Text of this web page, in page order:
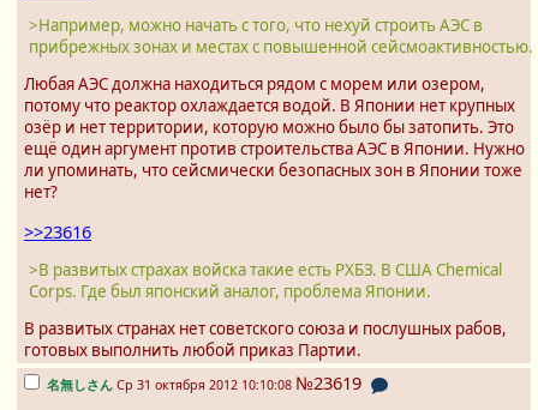
>Например, можно начать с того, что нехуй строить АЭС в
прибрежных зонах и местах с повышенной сейсмоактивностью.
Любая АЭС должна находиться рядом с морем или озером,
потому что реактор охлаждается водой. В Японии нет крупных
озёр и нет территории, которую можно было бы затопить. Это
ещё один аргумент против строительства АЭС в Японии. Нужно
ли упоминать, что сейсмически безопасных зон в Японии тоже
нет?
>>23616
>В развитых страхах войска такие есть РХБЗ. В США Chemical
Corps. Где был японский аналог, проблема Японии.
В развитых странах нет советского союза и послушных рабов,
готовых выполнить любой приказ Партии.
名無しさん Ср 31 октября 2012 10:10:08 №23619